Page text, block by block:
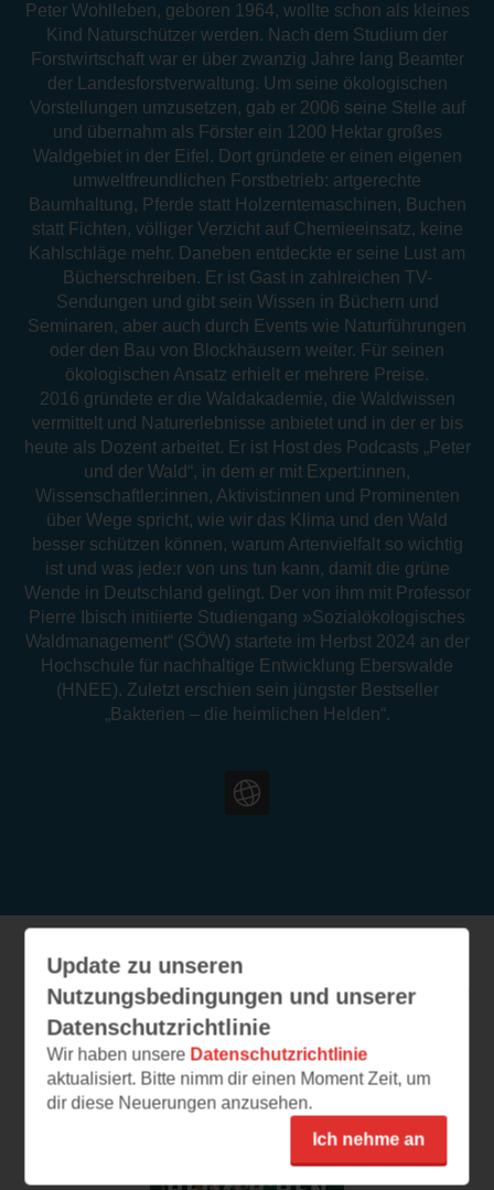
Peter Wohlleben, geboren 1964, wollte schon als kleines
Kind Naturschützer werden. Nach dem Studium der
Forstwirtschaft war er über zwanzig Jahre lang Beamter
der Landesforstverwaltung. Um seine ökologischen
Vorstellungen umzusetzen, gab er 2006 seine Stelle auf
und übernahm als Förster ein 1200 Hektar großes
Waldgebiet in der Eifel. Dort gründete er einen eigenen
umweltfreundlichen Forstbetrieb: artgerechte
Baumhaltung, Pferde statt Holzerntemaschinen, Buchen
statt Fichten, völliger Verzicht auf Chemieeinsatz, keine
Kahlschläge mehr. Daneben entdeckte er seine Lust am
Bücherschreiben. Er ist Gast in zahlreichen TV-
Sendungen und gibt sein Wissen in Büchern und
Seminaren, aber auch durch Events wie Naturführungen
oder den Bau von Blockhäusern weiter. Für seinen
ökologischen Ansatz erhielt er mehrere Preise.
2016 gründete er die Waldakademie, die Waldwissen
vermittelt und Naturerlebnisse anbietet und in der er bis
heute als Dozent arbeitet. Er ist Host des Podcasts „Peter
und der Wald“, in dem er mit Expert:innen,
Wissenschaftler:innen, Aktivist:innen und Prominenten
über Wege spricht, wie wir das Klima und den Wald
besser schützen können, warum Artenvielfalt so wichtig
ist und was jede:r von uns tun kann, damit die grüne
Wende in Deutschland gelingt. Der von ihm mit Professor
Pierre Ibisch initiierte Studiengang »Sozialökologisches
Waldmanagement“ (SÖW) startete im Herbst 2024 an der
Hochschule für nachhaltige Entwicklung Eberswalde
(HNEE). Zuletzt erschien sein jüngster Bestseller
„Bakterien – die heimlichen Helden“.
Bücher von Peter Wohlleben
Update zu unseren
Nutzungsbedingungen und unserer
Datenschutzrichtlinie
Wir haben unsere Datenschutzrichtlinie
aktualisiert. Bitte nimm dir einen Moment Zeit, um
dir diese Neuerungen anzusehen.
Ich nehme an